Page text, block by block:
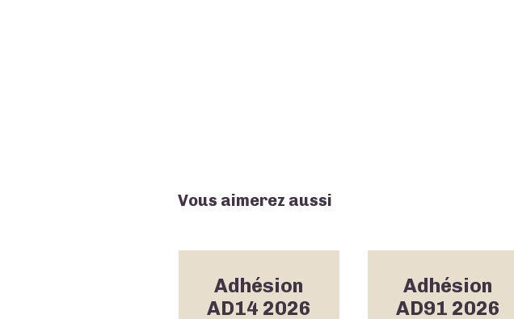
Vous aimerez aussi
Adhésion
AD14 2026
Adhésion
AD91 2026